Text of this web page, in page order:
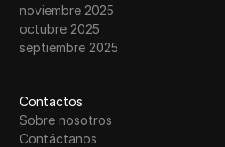
noviembre 2025
octubre 2025
septiembre 2025
Contactos
Sobre nosotros
Contáctanos